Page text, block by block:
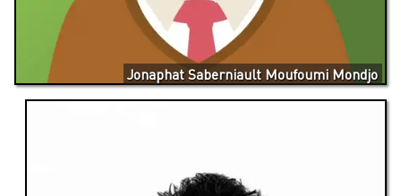
Jonaphat Saberniault Moufoumi Mondjo